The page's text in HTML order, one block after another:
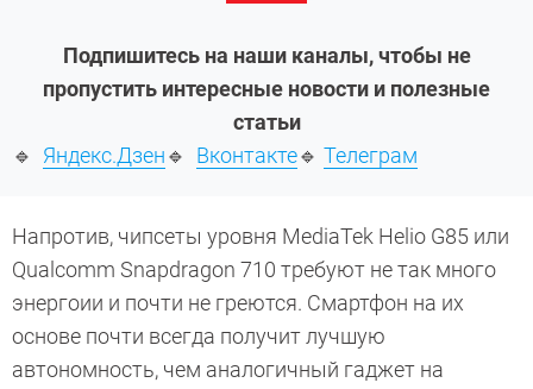
Подпишитесь на наши каналы, чтобы не
пропустить интересные новости и полезные
статьи
🔹 Яндекс.Дзен🔹 Вконтакте🔹 Телеграм
Напротив, чипсеты уровня MediaTek Helio G85 или
Qualcomm Snapdragon 710 требуют не так много
энергоии и почти не греются. Смартфон на их
основе почти всегда получит лучшую
автономность, чем аналогичный гаджет на